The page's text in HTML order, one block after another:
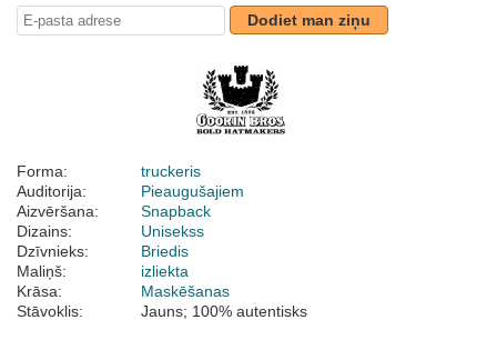
Dodiet man ziņu
Forma:
truckeris
Auditorija:
Pieaugušajiem
Aizvēršana:
Snapback
Dizains:
Unisekss
Dzīvnieks:
Briedis
Maliņš:
izliekta
Krāsa:
Maskēšanas
Stāvoklis:
Jauns; 100% autentisks